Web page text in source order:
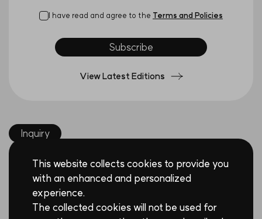
I have read and agree to the Terms and Policies
Subscribe
View Latest Editions
Inquiry
This website collects cookies to provide you
with an enhanced and personalized
experience.
The collected cookies will not be used for